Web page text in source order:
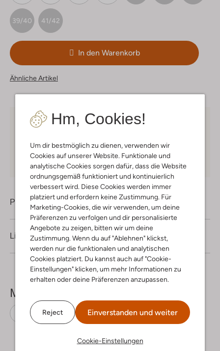
Hm, Cookies!
Um dir bestmöglich zu dienen, verwenden wir
Cookies auf unserer Website. Funktionale und
analytische Cookies sorgen dafür, dass die Website
ordnungsgemäß funktioniert und kontinuierlich
verbessert wird. Diese Cookies werden immer
platziert und erfordern keine Zustimmung. Für
Marketing-Cookies, die wir verwenden, um deine
Präferenzen zu verfolgen und dir personalisierte
Angebote zu zeigen, bitten wir um deine
Zustimmung. Wenn du auf "Ablehnen" klickst,
werden nur die funktionalen und analytischen
Cookies platziert. Du kannst auch auf "Cookie-
Einstellungen" klicken, um mehr Informationen zu
erhalten oder deine Präferenzen anzupassen.
Reject Einverstanden und weiter
Cookie-Einstellungen
39/40 41/42
In den Warenkorb
Ähnliche Artikel
Kostenloser Versandab € 75 für Club-Omoda
Kauf auf Rechnung 30 TagenRückgaberecht
Produktinformation
Lieferung & Rückgabe
Mehr sehen
Zehentrenner Havaianas Gummi